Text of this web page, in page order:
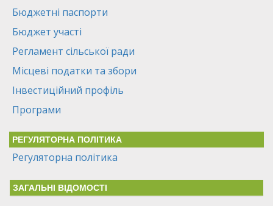
Бюджетні паспорти
Бюджет участі
Регламент сільської ради
Місцеві податки та збори
Інвестиційний профіль
Програми
РЕГУЛЯТОРНА ПОЛІТИКА
Регуляторна політика
ЗАГАЛЬНІ ВІДОМОСТІ